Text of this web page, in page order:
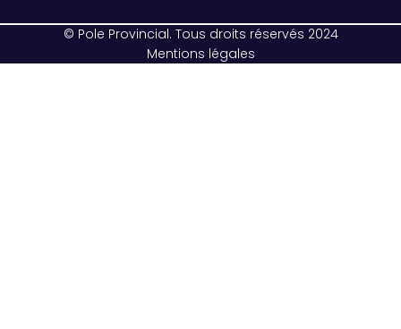
© Pole Provincial. Tous droits réservés 2024
Mentions légales